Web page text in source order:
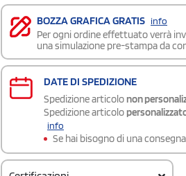
BOZZA GRAFICA GRATIS info
Per ogni ordine effettuato verrà
una simulazione pre-stampa da
DATE DI SPEDIZIONE
Spedizione articolo non
Spedizione articolo
info
Se hai bisogno di una consegna